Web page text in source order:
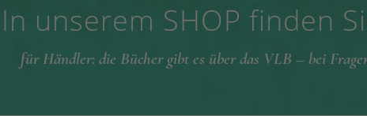
In unserem SHOP finden
für Händler: die Bücher gibt es über das VLB – bei